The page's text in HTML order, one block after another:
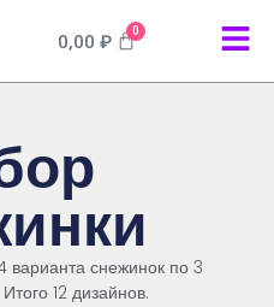
0,00 ₽
0
варианта снежинок по 3
12 дизайнов.